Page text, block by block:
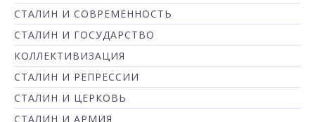
СТАЛИН И СОВРЕМЕННОСТЬ
СТАЛИН И ГОСУДАРСТВО
КОЛЛЕКТИВИЗАЦИЯ
СТАЛИН И РЕПРЕССИИ
СТАЛИН И ЦЕРКОВЬ
СТАЛИН И АРМИЯ